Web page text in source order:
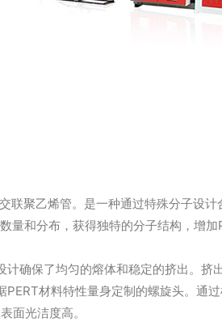
联聚乙烯管。是一种通过特殊分子设计
量和分布，获得独特的分子结构，增加
确保了均匀的熔体和稳定的挤出。挤
材料特性量身定制的螺旋头。通过
面光洁度高。